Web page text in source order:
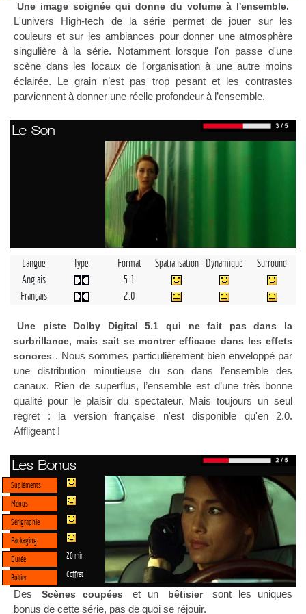
Une image soignée qui donne du volume à l'ensemble.
L'univers High-tech de la série permet de jouer sur les
couleurs et sur les ambiances pour donner une atmosphère
singulière à la série. Notamment lorsque l'on passe d'une
scène dans les locaux de l'organisation à une autre moins
éclairée. Le grain n’est pas trop pesant et les contrastes
parviennent à donner une réelle profondeur à l’ensemble.
Le Son
Langue Type Format Spatialisation Dynamique
Surround
Anglais
5.1
Français
2.0
Une piste Dolby Digital 5.1 qui ne fait pas dans la
surbrillance, mais sait se montrer efficace dans les effets
sonores . Nous sommes particulièrement bien enveloppé par
une distribution minutieuse du son dans l’ensemble des
canaux. Rien de superflus, l’ensemble est d’une très bonne
qualité pour le plaisir du spectateur. Mais toujours un seul
regret : la version française n'est disponible qu'en 2.0.
Affligeant !
Les Bonus
Supléments
Menus
Sérigraphie
Packaging
Durée
20 min
Boitier Coffret
Des Scènes coupées et un bêtisier
sont les uniques
bonus de cette série, pas de quoi se réjouir.